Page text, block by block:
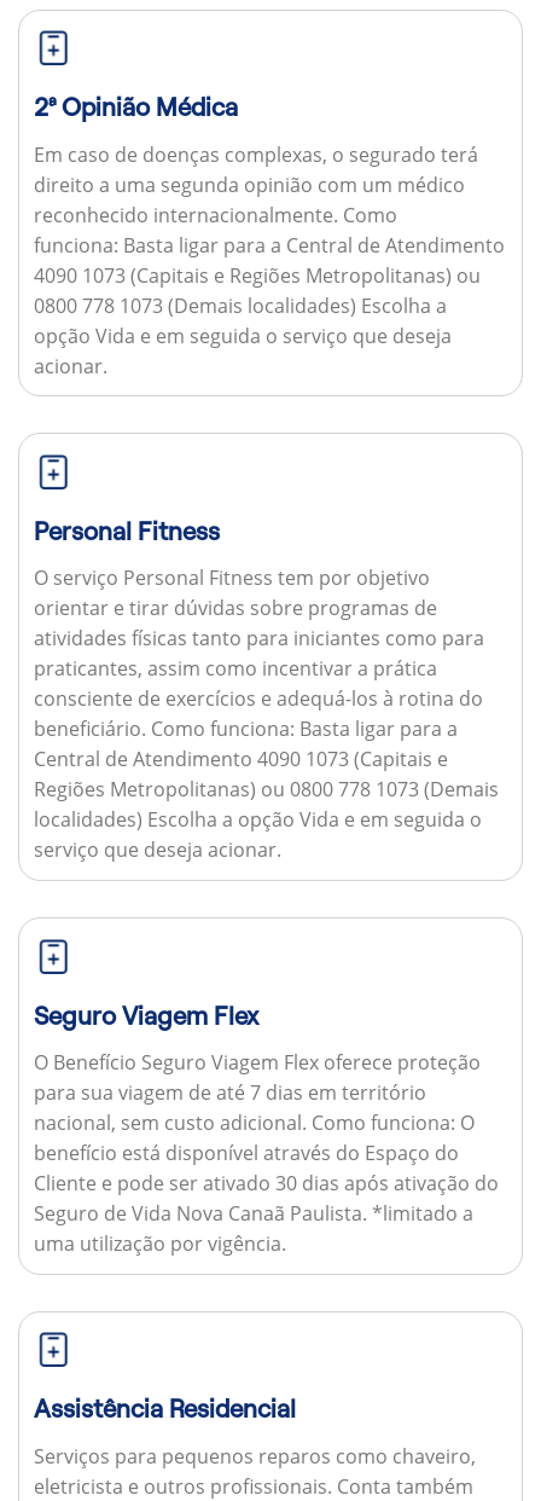
2ª Opinião Médica
Em caso de doenças complexas, o segurado terá
direito a uma segunda opinião com um médico
reconhecido internacionalmente. Como
funciona: Basta ligar para a Central de Atendimento
4090 1073 (Capitais e Regiões Metropolitanas) ou
0800 778 1073 (Demais localidades) Escolha a
opção Vida e em seguida o serviço que deseja
acionar.
Personal Fitness
O serviço Personal Fitness tem por objetivo
orientar e tirar dúvidas sobre programas de
atividades físicas tanto para iniciantes como para
praticantes, assim como incentivar a prática
consciente de exercícios e adequá-los à rotina do
beneficiário. Como funciona: Basta ligar para a
Central de Atendimento 4090 1073 (Capitais e
Regiões Metropolitanas) ou 0800 778 1073 (Demais
localidades) Escolha a opção Vida e em seguida o
serviço que deseja acionar.
Seguro Viagem Flex
O Benefício Seguro Viagem Flex oferece proteção
para sua viagem de até 7 dias em território
nacional, sem custo adicional. Como funciona: O
benefício está disponível através do Espaço do
Cliente e pode ser ativado 30 dias após ativação do
Seguro de Vida Nova Canaã Paulista. *limitado a
uma utilização por vigência.
Assistência Residencial
Serviços para pequenos reparos como chaveiro,
eletricista e outros profissionais. Conta também